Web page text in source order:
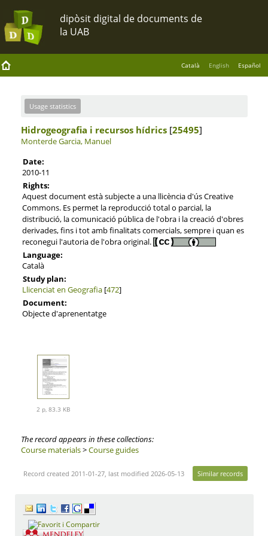
Català English Español
Usage statistics
Hidrogeografia i recursos hídrics[25495]
Monterde Garcia, Manuel
Date:
2010-11
Rights:
Aquest document està subjecte a una llicència d'ús Creative
Commons. Es permet la reproducció total o parcial, la
distribució, la comunicació pública de l'obra i la creació d'obres
derivades, fins i tot amb finalitats comercials, sempre i quan es
reconegui l'autoria de l'obra original.
Language:
Català
Study plan:
Llicenciat en Geografia[472]
Document:
Objecte d'aprenentatge
2 p, 83.3 KB
The record appears in these collections:
Course materials>Course guides
Record created 2011-01-27, last modified 2026-05-13 Similar records